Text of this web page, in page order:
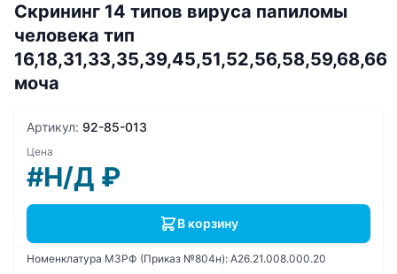
Скрининг 14 типов вируса папиломы
человека тип
16,18,31,33,35,39,45,51,52,56,58,59,68,66
моча
Артикул: 92-85-013
Цена
#Н/Д ₽
В корзину
Номенклатура МЗРФ (Приказ №804н): A26.21.008.000.20